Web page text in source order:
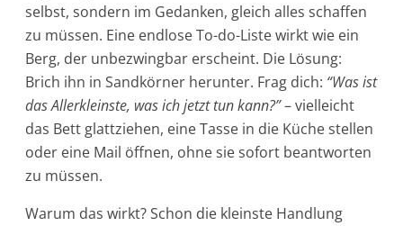
selbst, sondern im Gedanken, gleich alles schaffen
zu müssen. Eine endlose To-do-Liste wirkt wie ein
Berg, der unbezwingbar erscheint. Die Lösung:
Brich ihn in Sandkörner herunter. Frag dich: “Was ist
das Allerkleinste, was ich jetzt tun kann?”– vielleicht
das Bett glattziehen, eine Tasse in die Küche stellen
oder eine Mail öffnen, ohne sie sofort beantworten
zu müssen.
Warum das wirkt? Schon die kleinste Handlung